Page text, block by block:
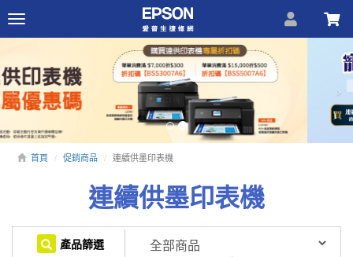
Toggle
navigation
首頁 促銷商品 連續供墨印表機
連續供墨印表機
產品篩選